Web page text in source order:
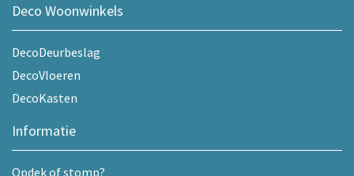
Deco Woonwinkels
DecoDeurbeslag
DecoVloeren
DecoKasten
Informatie
Opdek of stomp?